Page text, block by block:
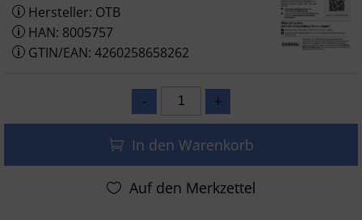
Hersteller: OTB
HAN: 8005757
GTIN/EAN: 4260258658262
In den Warenkorb